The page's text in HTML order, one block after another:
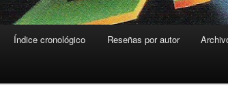
Índice cronológico Reseñas por autor